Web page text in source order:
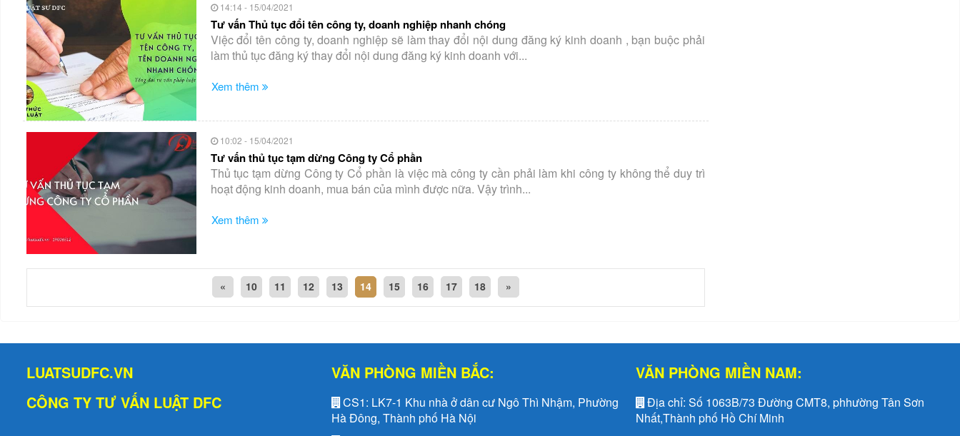
14:14 - 15/04/2021
Tư vấn Thủ tục đổi tên công ty, doanh nghiệp nhanh chóng
Việc đổi tên công ty, doanh nghiệp sẽ làm thay đổi nội dung đăng ký kinh doanh , bạn buộc phải
làm thủ tục đăng ký thay đổi nội dung đăng ký kinh doanh với...
Xem thêm
10:02 - 15/04/2021
Tư vấn thủ tục tạm dừng Công ty Cổ phần
Thủ tục tạm dừng Công ty Cổ phần là việc mà công ty cần phải làm khi công ty không thể duy trì
hoạt động kinh doanh, mua bán của mình được nữa. Vậy trình...
Xem thêm
« 10 11 12 13 14 15 16 17 18 »
LUATSUDFC.VN
CÔNG TY TƯ VẤN LUẬT DFC
VĂN PHÒNG MIỀN BẮC:
CS1: LK7-1 Khu nhà ở dân cư Ngô Thì Nhậm, Phường
Hà Đông, Thành phố Hà Nội
VĂN PHÒNG MIỀN NAM:
Địa chỉ: Số 1063B/73 Đường CMT8, phhường Tân Sơn
Nhất,Thành phố Hồ Chí Minh